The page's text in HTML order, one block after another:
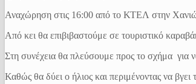
Αναχώρηση στις 16:00 από το ΚΤΕΛ στην
Από κει θα επιβιβαστούμε σε τουριστικό
Στη συνέχεια θα πλεύσουμε προς το σχήμα για
Καθώς θα δύει ο ήλιος και περιμένοντας να